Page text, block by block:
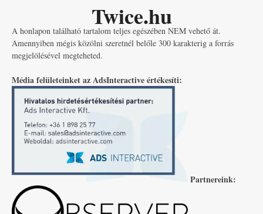
Twice.hu
A honlapon található tartalom teljes egészében NEM vehető át.
Amennyiben mégis közölni szeretnél belőle 300 karakterig a forrás
megjelölésével megteheted.
Média felületeinket az AdsInteractive értékesíti:
Partnereink: